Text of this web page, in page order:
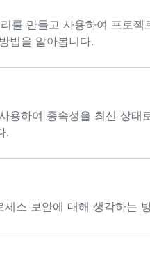
를 만들고 사용하여 프로
법을 알아봅니다.
용하여 종속성을 최신 상태
.
스 보안에 대해 생각하는